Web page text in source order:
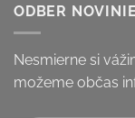
ODBER
Nesmierne si
možeme občas